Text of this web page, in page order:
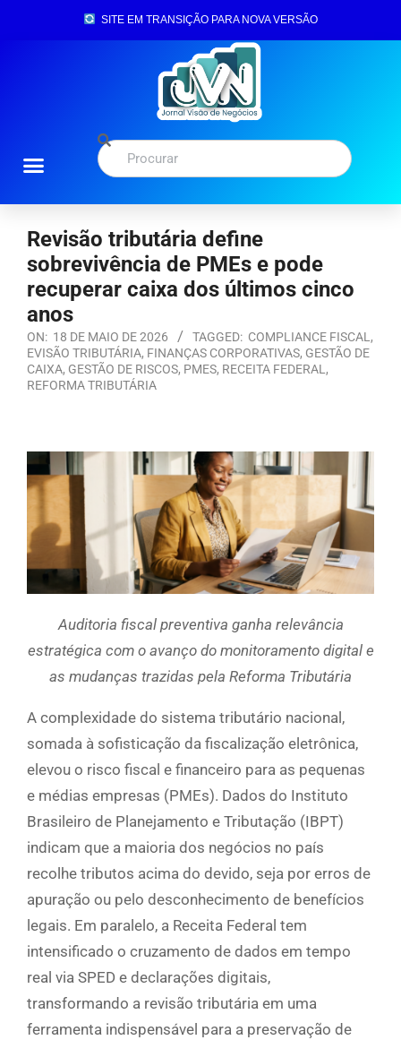
SITE EM TRANSIÇÃO PARA NOVA VERSÃO
Revisão tributária define
sobrevivência de PMEs e pode
recuperar caixa dos últimos cinco
anos
ON: 18 DE MAIO DE 2026 TAGGED: COMPLIANCE FISCAL ,
EVISÃO TRIBUTÁRIA, FINANÇAS CORPORATIVAS, GESTÃO DE
CAIXA, GESTÃO DE RISCOS, PMES, RECEITA FEDERAL ,
REFORMA TRIBUTÁRIA
Auditoria fiscal preventiva ganha relevância
estratégica com o avanço do monitoramento digital e
as mudanças trazidas pela Reforma Tributária
A complexidade do sistema tributário nacional,
somada à sofisticação da fiscalização eletrônica,
elevou o risco fiscal e financeiro para as pequenas
e médias empresas (PMEs). Dados do Instituto
Brasileiro de Planejamento e Tributação (IBPT)
indicam que a maioria dos negócios no país
recolhe tributos acima do devido, seja por erros de
apuração ou pelo desconhecimento de benefícios
legais. Em paralelo, a Receita Federal tem
intensificado o cruzamento de dados em tempo
real via SPED e declarações digitais,
transformando a revisão tributária em uma
ferramenta indispensável para a preservação de